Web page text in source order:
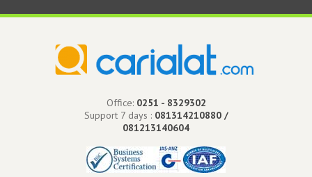
Office: 0251 - 8329302
Support 7 days : 081314210880 /
081213140604